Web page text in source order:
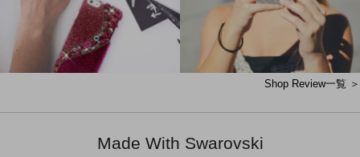
Shop Review一覧 ＞
Made With Swarovski